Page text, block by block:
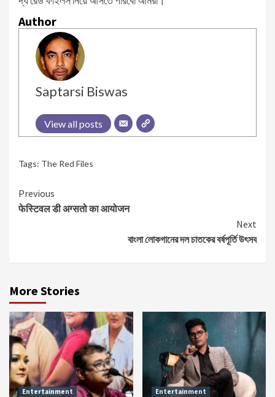
Author
Saptarsi Biswas
View all posts
Tags: The Red Files
Continue
Reading
Previous
फेस्टिवल डी अग्सतो का आयोजन
Next
বাংলা লোকগানের দল চাতকের বর্ষপূর্তি উৎসব
More Stories
Entertainment
Entertainment